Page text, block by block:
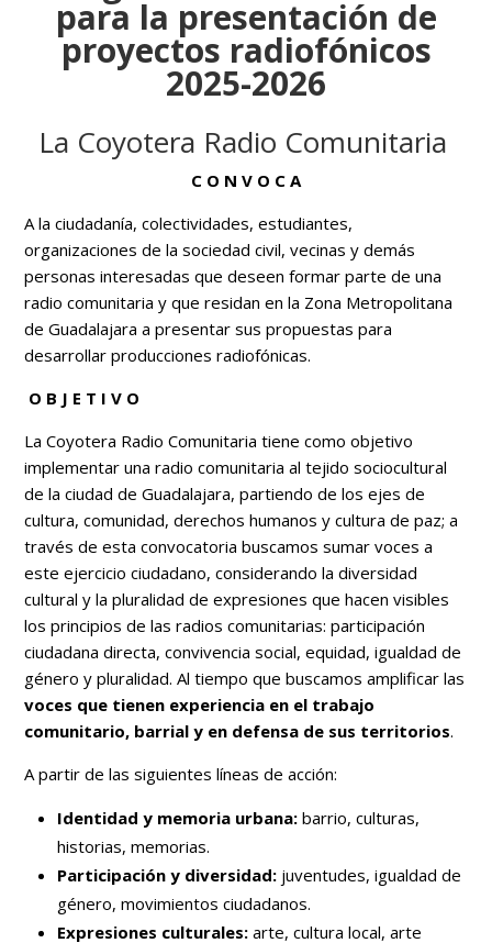
para la presentación de
proyectos radiofónicos
2025-2026
La Coyotera Radio Comunitaria
C O N V O C A
A la ciudadanía, colectividades, estudiantes,
organizaciones de la sociedad civil, vecinas y demás
personas interesadas que deseen formar parte de una
radio comunitariay que residan en la Zona Metropolitana
de Guadalajara a presentar sus propuestas para
desarrollar producciones radiofónicas.
O B J E T I V O
La Coyotera Radio Comunitaria tiene como objetivo
implementar una radio comunitaria al tejido sociocultural
de la ciudad de Guadalajara, partiendo de los ejes de
cultura, comunidad, derechos humanos y cultura de paz; a
través de esta convocatoria buscamos sumar voces a
este ejercicio ciudadano, considerando la diversidad
cultural y la pluralidad de expresiones que hacen visibles
los principios de las radios comunitarias: participación
ciudadana directa, convivencia social, equidad, igualdad de
género y pluralidad. Al tiempo que buscamos amplificar las
voces que tienen experiencia en el trabajo
comunitario, barrial y en defensa de sus territorios.
A partir de las siguientes líneas de acción:
Identidad y memoria urbana: barrio, culturas,
historias, memorias.
Participación y diversidad: juventudes, igualdad de
género, movimientos ciudadanos.
Expresiones culturales: arte, cultura local, arte